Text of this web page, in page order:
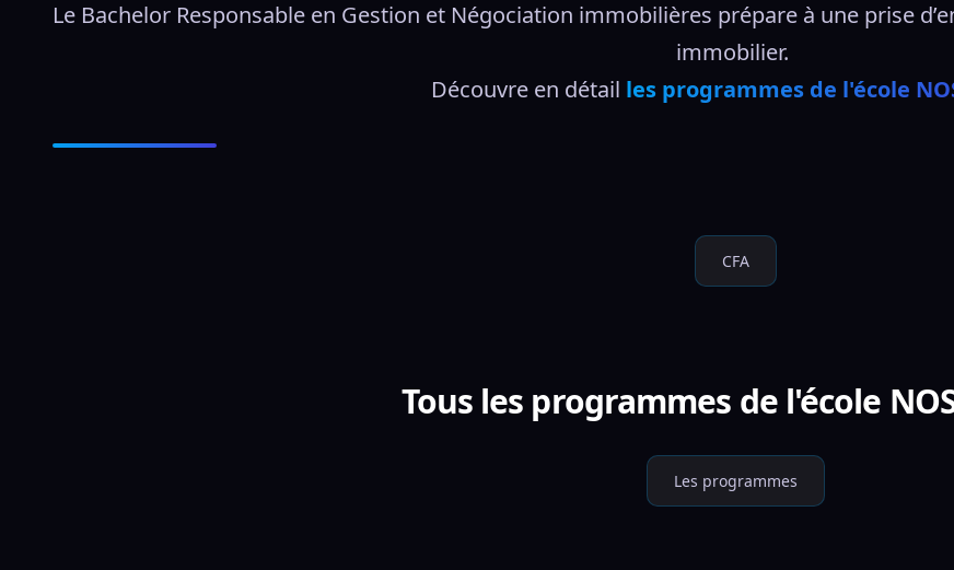
Le Bachelor Responsable en Gestion et Négociation immobilières prépare à une prise
immobilier.
Découvre en détail les programmes de l'école
CFA
Tous les programmes de l'école
Les programmes